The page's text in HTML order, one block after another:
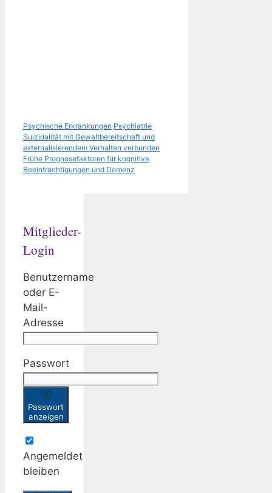
Kategorien
Psychische Erkrankungen Schlagwörter
Psychiatrie
Suizidalität mit Gewaltbereitschaft und
externalisierendem Verhalten verbunden
Frühe Prognosefaktoren für kognitive
Beeinträchtigungen und Demenz
Mitglieder-
Login
Benutzername
oder E-
Mail-
Adresse
Passwort
Passwort
anzeigen
Angemeldet
bleiben